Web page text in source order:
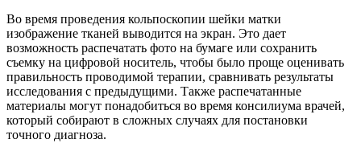
Во время проведения кольпоскопии шейки матки
изображение тканей выводится на экран. Это дает
возможность распечатать фото на бумаге или сохранить
съемку на цифровой носитель, чтобы было проще оценивать
правильность проводимой терапии, сравнивать результаты
исследования с предыдущими. Также распечатанные
материалы могут понадобиться во время консилиума врачей,
который собирают в сложных случаях для постановки
точного диагноза.